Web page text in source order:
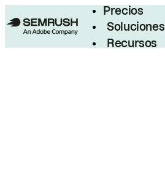
Precios
Soluciones
Recursos